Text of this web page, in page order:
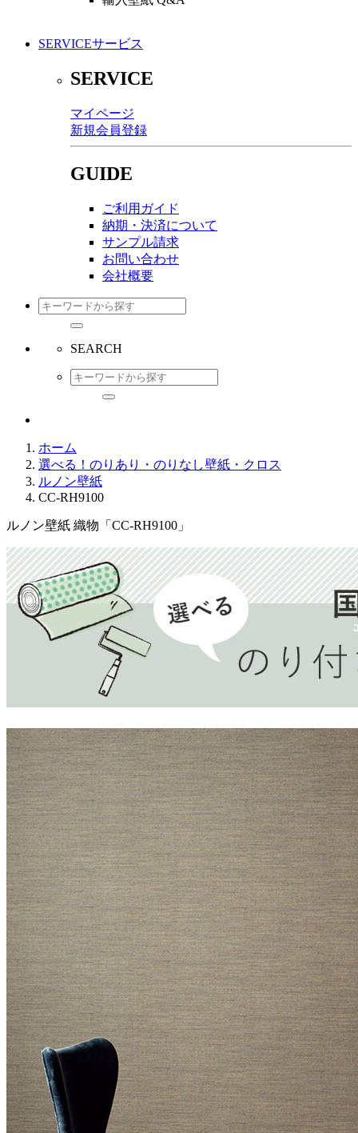
SERVICEサービス
SERVICE
マイページ
新規会員登録
GUIDE
ご利用ガイド
納期・決済について
サンプル請求
お問い合わせ
会社概要
SEARCH
ホーム
選べる！のりあり・のりなし壁紙・クロス
ルノン壁紙
CC-RH9100
ルノン壁紙 織物「CC-RH9100」